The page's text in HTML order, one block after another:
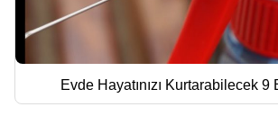
Evde Hayatınızı Kurtarabilecek 9